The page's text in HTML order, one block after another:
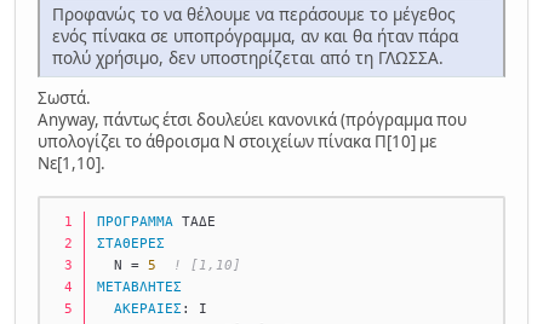
Προφανώς το να θέλουμε να περάσουμε το μέγεθος
ενός πίνακα σε υποπρόγραμμα, αν και θα ήταν πάρα
πολύ χρήσιμο, δεν υποστηρίζεται από τη ΓΛΩΣΣΑ.
Σωστά.
Anyway, πάντως έτσι δουλεύει κανονικά (πρόγραμμα που
υπολογίζει το άθροισμα Ν στοιχείων πίνακα Π[10] με
Νε[1,10].
ΠΡΟΓΡΑΜΜΑ ΤΑΔΕ
ΣΤΑΘΕΡΕΣ
Ν = 5
! [1,10]
ΜΕΤΑΒΛΗΤΕΣ
ΑΚΕΡΑΙΕΣ : Ι